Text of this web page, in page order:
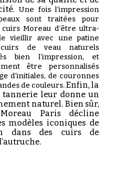
Une fois l’impression
sont traitées pour
Moreau d’être ultra-
vieillir avec une patine
de veau naturels
bien l’impression, et
être personnalisés
d’initiales, de couronnes
de couleurs.Enfin, la
leur donne un
naturel. Bien sûr,
Paris décline
modèles iconiques de
dans des cuirs de